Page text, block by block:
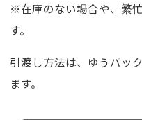
※在庫のない場合や、繁
す。
引渡し方法は、ゆうパッ
ます。